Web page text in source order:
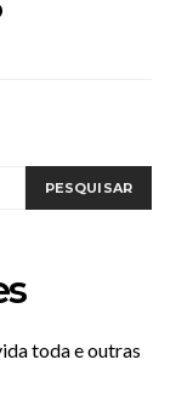
PESQUISAR
toda e outras